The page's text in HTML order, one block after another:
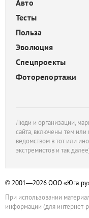
Авто
Тесты
Польза
Эволюция
Спецпроекты
Фоторепортажи
Люди и организации,
сайта, включены тем
ведомством в тот или
экстремистов и так
© 2001—2026ООО
При использовании
информации (для